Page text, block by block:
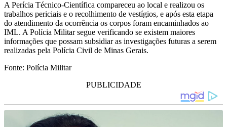
A Perícia Técnico-Científica compareceu ao local e realizou os
trabalhos periciais e o recolhimento de vestígios, e após esta etapa
do atendimento da ocorrência os corpos foram encaminhados ao
IML. A Polícia Militar segue verificando se existem maiores
informações que possam subsidiar as investigações futuras a serem
realizadas pela Polícia Civil de Minas Gerais.
Fonte: Polícia Militar
PUBLICIDADE